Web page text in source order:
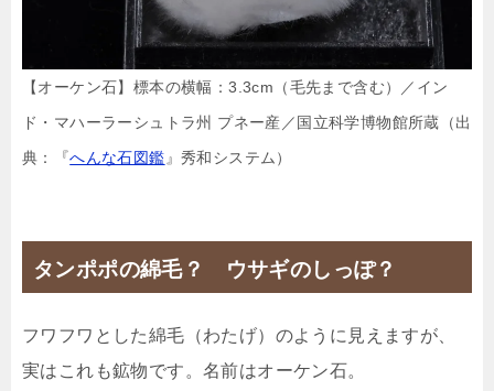
【オーケン石】標本の横幅：3.3cm（毛先まで含む）／イン
ド・マハーラーシュトラ州 プネー産／国立科学博物館所蔵（出
典：『へんな石図鑑 』秀和システム）
タンポポの綿毛？ ウサギのしっぽ？
フワフワとした綿毛（わたげ）のように見えますが、
実はこれも鉱物です。名前はオーケン石。